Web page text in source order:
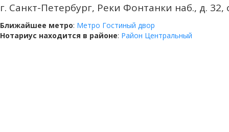
г. Санкт-Петербург, Реки Фонтанки наб., д. 32,
Ближайшее метро: Метро Гостиный двор
Нотариус находится в районе: Район Центральный